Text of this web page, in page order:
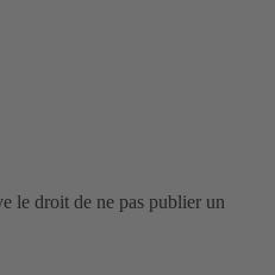
le droit de ne pas publier un